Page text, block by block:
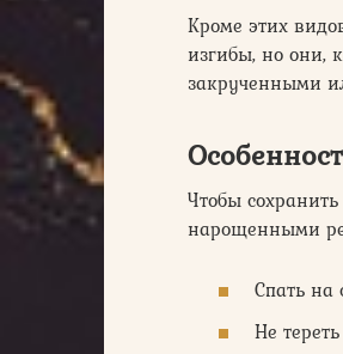
Кроме этих
изгибы, но они,
закрученными
Чтобы
нарощенными
Спать на
Не